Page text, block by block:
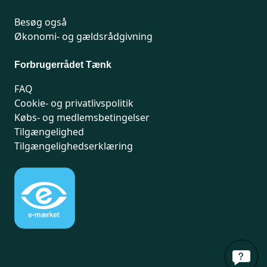
Besøg også
Økonomi- og gældsrådgivning
Forbrugerrådet Tænk
FAQ
Cookie- og privatlivspolitik
Købs- og medlemsbetingelser
Tilgængelighed
Tilgængelighedserklæring